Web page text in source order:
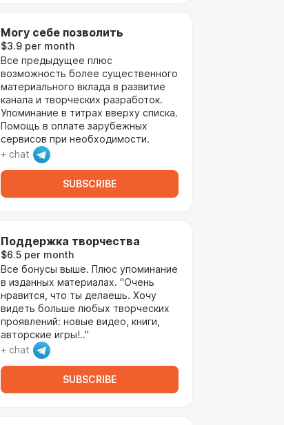
Могу себе позволить
$3.9 per month
Все предыдущее плюс
возможность более существенного
материального вклада в развитие
канала и творческих разработок.
Упоминание в титрах вверху списка.
Помощь в оплате зарубежных
сервисов при необходимости.
+ chat
SUBSCRIBE
Поддержка творчества
$6.5 per month
Все бонусы выше. Плюс упоминание
в изданных материалах. "Очень
нравится, что ты делаешь. Хочу
видеть больше любых творческих
проявлений: новые видео, книги,
авторские игры!.."
+ chat
SUBSCRIBE